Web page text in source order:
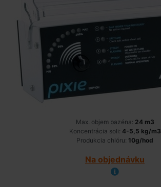
Max. objem bazéna: 24 m3
Koncentrácia soli: 4-5,5 kg/m3
Produkcia chlóru: 10g/hod
Na objednávku